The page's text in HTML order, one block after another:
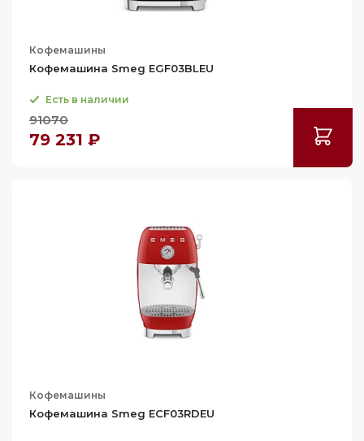
Кофемашины
Кофемашина Smeg EGF03BLEU
Есть в наличии
91070
79 231 ₽
Кофемашины
Кофемашина Smeg ECF03RDEU